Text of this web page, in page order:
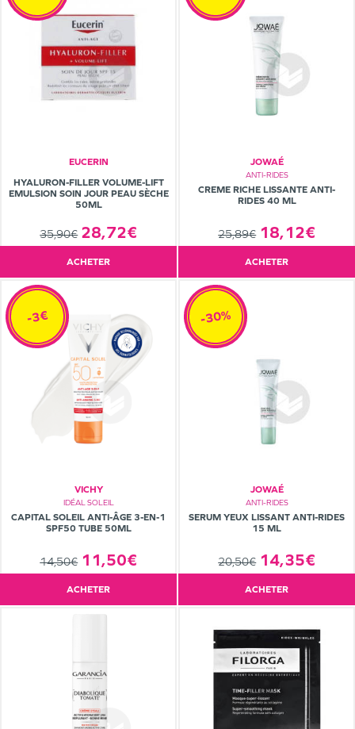
EUCERIN
HYALURON-FILLER VOLUME-LIFT
EMULSION SOIN JOUR PEAU SÈCHE
50ML
35,90€ 28,72€
ACHETER
JOWAÉ
ANTI-RIDES
CREME RICHE LISSANTE ANTI-
RIDES 40 ML
25,89€ 18,12€
ACHETER
VICHY
IDÉAL SOLEIL
CAPITAL SOLEIL ANTI-ÂGE 3-EN-1
SPF50 TUBE 50ML
14,50€ 11,50€
-3€
ACHETER
JOWAÉ
ANTI-RIDES
SERUM YEUX LISSANT ANTI-RIDES
15 ML
20,50€ 14,35€
-30%
ACHETER